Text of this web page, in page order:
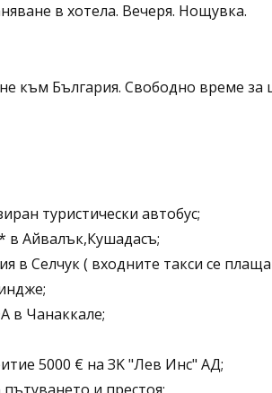
в хотела. Вечеря. Нощувка.
към България. Свободно време
туристически автобус;
в Айвалък,Кушадасъ;
Селчук ( входните такси се
в Чанаккале;
5000 € на ЗK "Лев Инс" АД;